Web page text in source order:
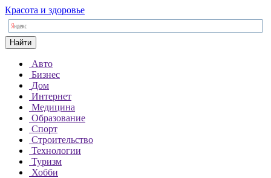
Красота и здоровье
Найти
Авто
Бизнес
Дом
Интернет
Медицина
Образование
Спорт
Строительство
Технологии
Туризм
Хобби